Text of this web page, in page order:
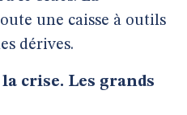
une caisse à outils
dérives.
crise. Les grands